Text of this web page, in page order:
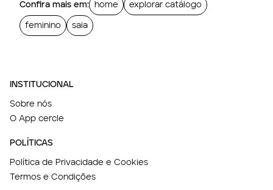
Confira mais em: home explorar catálogo
feminino saia
INSTITUCIONAL
Sobre nós
O App cercle
POLÍTICAS
Política de Privacidade e Cookies
Termos e Condições